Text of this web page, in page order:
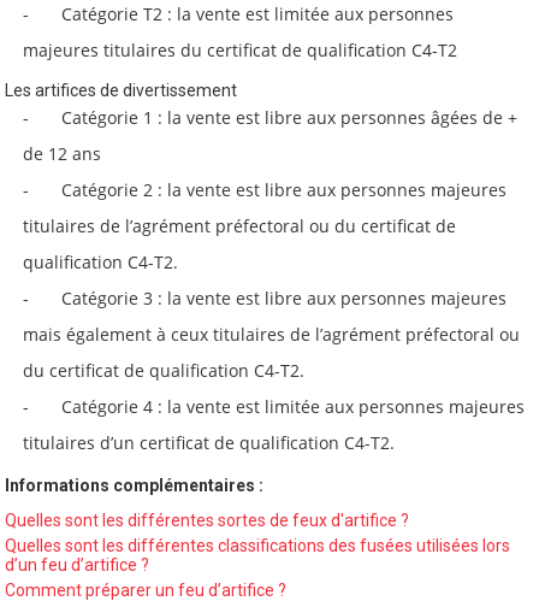
Catégorie T2 : la vente est limitée aux personnes
majeures titulaires du certificat de qualification C4-T2
Les artifices de divertissement
Catégorie 1 : la vente est libre aux personnes âgées de +
de 12 ans
Catégorie 2 : la vente est libre aux personnes majeures
titulaires de l’agrément préfectoral ou du certificat de
qualification C4-T2.
Catégorie 3 : la vente est libre aux personnes majeures
mais également à ceux titulaires de l’agrément préfectoral ou
du certificat de qualification C4-T2.
Catégorie 4 : la vente est limitée aux personnes majeures
titulaires d’un certificat de qualification C4-T2.
Informations complémentaires :
Quelles sont les différentes sortes de feux d'artifice ?
Quelles sont les différentes classifications des fusées utilisées lors
d’un feu d’artifice ?
Comment préparer un feu d’artifice ?